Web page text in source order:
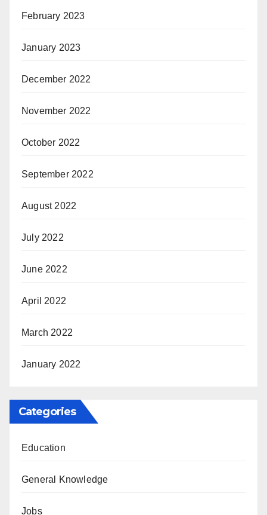
February 2023
January 2023
December 2022
November 2022
October 2022
September 2022
August 2022
July 2022
June 2022
April 2022
March 2022
January 2022
Categories
Education
General Knowledge
Jobs